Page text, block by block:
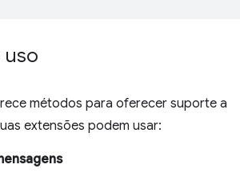
uso
métodos para oferecer suporte a
extensões podem usar: